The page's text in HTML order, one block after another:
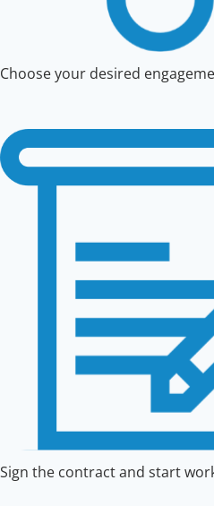
Choose your desired
Sign the contract and start